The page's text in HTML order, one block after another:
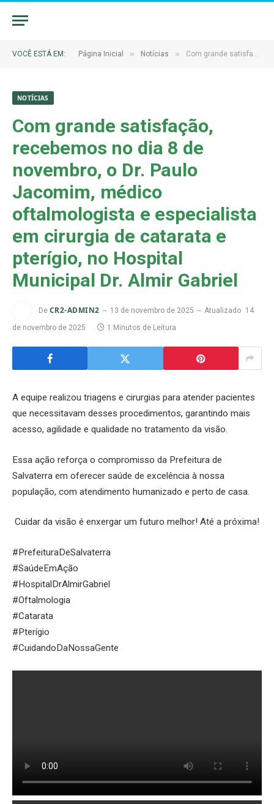
VOCÊ ESTÁ EM: Página Inicial » Notícias » Com grande satisfação, recebemos no dia 8 de novembro, o Dr. Paulo Jacomim, médico oftalmologista e especialista em cirurgia de catarata e pterígio, no Hospital Municipal Dr. Almir Gabriel
NOTÍCIAS
Com grande satisfação,
recebemos no dia 8 de
novembro, o Dr. Paulo
Jacomim, médico
oftalmologista e especialista
em cirurgia de catarata e
pterígio, no Hospital
Municipal Dr. Almir Gabriel
De CR2-ADMIN2 13 de novembro de 2025 Atualizado 14
de novembro de 2025
1 Minutos de Leitura
A equipe realizou triagens e cirurgias para atender pacientes
que necessitavam desses procedimentos, garantindo mais
acesso, agilidade e qualidade no tratamento da visão.
Essa ação reforça o compromisso da Prefeitura de
Salvaterra em oferecer saúde de excelência à nossa
população, com atendimento humanizado e perto de casa.
Cuidar da visão é enxergar um futuro melhor! Até a próxima!
#PrefeituraDeSalvaterra
#SaúdeEmAção
#HospitalDrAlmirGabriel
#Oftalmologia
#Catarata
#Pterígio
#CuidandoDaNossaGente